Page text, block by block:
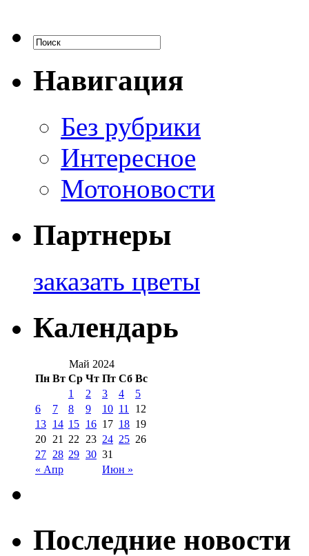
Навигация
Без рубрики
Интересное
Мотоновости
Партнеры
заказать цветы
Календарь
Май 2024
Пн Вт Ср Чт Пт Сб Вс
« Апр Июн »
1 2 3 4
5
6
7 8 9 10 11
12
13 14 15 16 17 18 19
20 21 22 23 24 25 26
27 28 29 30 31
Последние новости